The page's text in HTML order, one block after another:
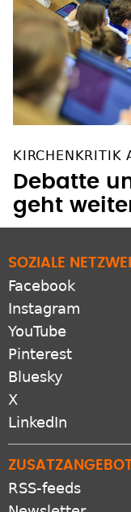
KIRCHENKRITIK
Debatte
geht
SOZIALE
Facebook
Instagram
YouTube
Pinterest
Bluesky
X
LinkedIn
RSS-feeds